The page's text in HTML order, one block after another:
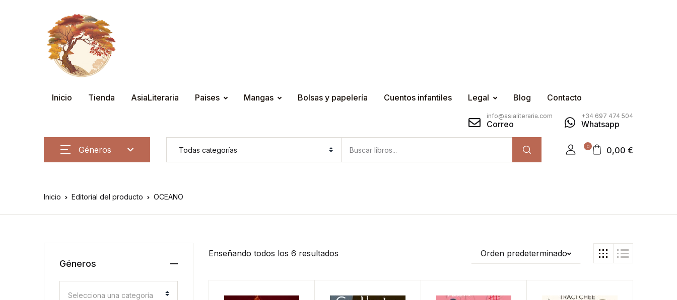
Inicio Tienda AsiaLiteraria Paises Mangas Bolsas y papelería Cuentos infantiles Legal Blog Contacto
info@asialiteraria.com
Correo
+34 697 474 504
Whatsapp
Géneros 0 0,00 €
Inicio Editorial del producto OCEANO
Enseñando todos los 6 resultados Orden predeterminado
Géneros
Selecciona una categoría